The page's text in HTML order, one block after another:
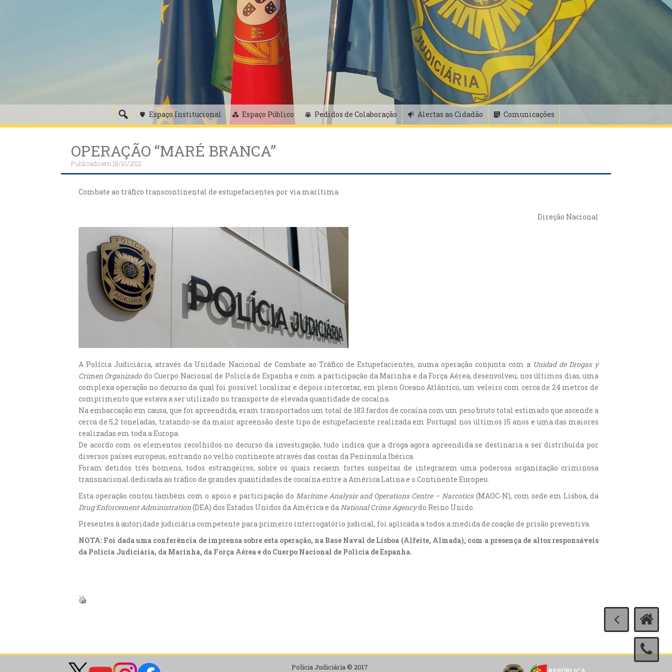
Espaço Institucional Espaço Público Pedidos de Colaboração Alertas ao Cidadão Comunicações
OPERAÇÃO “MARÉ BRANCA”
Publicado em18/10/2021
Combate ao tráfico transcontinental de estupefacientes por via marítima
Direção Nacional
A Polícia Judiciária, através da Unidade Nacional de Combate ao Tráfico de Estupefacientes, numa operação conjunta com a Unidad de Drogas y
Crimen Organizadodo Cuerpo Nacional de Policía de Espanha e com a participação da Marinha e da Força Aérea, desenvolveu, nos últimos dias, uma
complexa operação no decurso da qual foi possível localizar e depois intercetar, em pleno Oceano Atlântico, um veleiro com cerca de 24 metros de
comprimento que estava a ser utilizado no transporte de elevada quantidade de cocaína.
Na embarcação em causa, que foi apreendida, eram transportados um total de 183 fardos de cocaína com um peso bruto total estimado que ascende a
cerca de 5,2 toneladas, tratando-se da maior apreensão deste tipo de estupefaciente realizada em Portugal nos últimos 15 anos e uma das maiores
realizadas em toda a Europa.
De acordo com os elementos recolhidos no decurso da investigação, tudo indica que a droga agora apreendida se destinaria a ser distribuída por
diversos países europeus, entrando no velho continente através das costas da Península Ibérica.
Foram detidos três homens, todos estrangeiros, sobre os quais recaem fortes suspeitas de integrarem uma poderosa organização criminosa
transnacional dedicada ao tráfico de grandes quantidades de cocaína entre a América Latina e o Continente Europeu.
Esta operação contou também com o apoio e participação do Maritime Analysis and Operations Centre – Narcotics(MAOC-N), com sede em Lisboa, da
Drug Enforcement Administration(DEA) dos Estados Unidos da América e daNational Crime Agencydo Reino Unido.
Presentes à autoridade judiciária competente para primeiro interrogatório judicial, foi aplicada a todos a medida de coação de prisão preventiva.
NOTA: Foi dada uma conferência de imprensa sobre esta operação, na Base Naval de Lisboa (Alfeite, Almada), com a presença de altos responsáveis
da Polícia Judiciária, da Marinha, da Força Aérea e do Cuerpo Nacional de Policía de Espanha.
Polícia Judiciária © 2017